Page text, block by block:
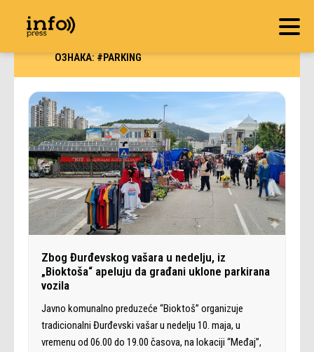
ОЗНАКА:#PARKING
Zbog Đurđevskog vašara u nedelju, iz
„Bioktoša“ apeluju da građani uklone parkirana
vozila
Javno komunalno preduzeće “Bioktoš” organizuje
tradicionalni Đurđevski vašar u nedelju 10. maja, u
vremenu od 06.00 do 19.00 časova, na lokaciji “Međaj”,